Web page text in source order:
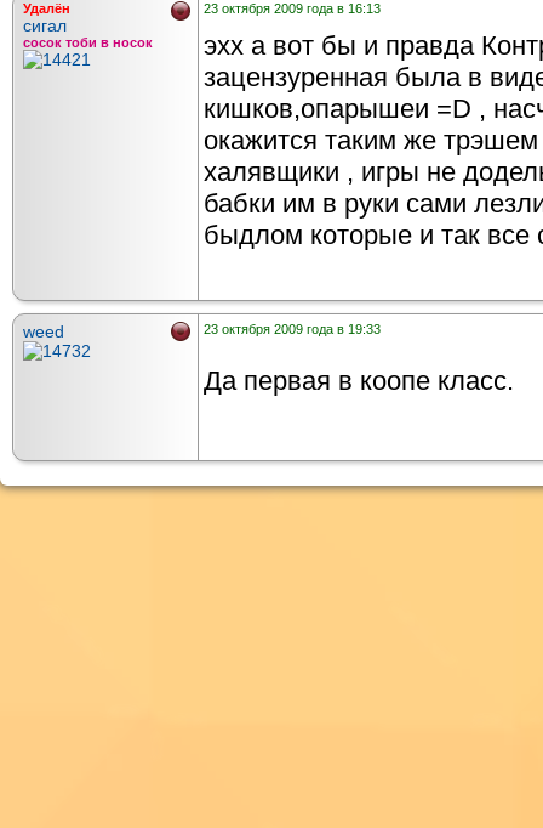
Удалён
сигал
сосок тоби в носок
23 октября 2009 года в 16:13
эхх а вот бы и правда
зацензуренная была в
кишков,опарышеи =D ,
окажится таким же
халявщики , игры не
бабки им в руки сами
быдлом которые и так все
weed 23 октября 2009 года в 19:33
Да первая в коопе класс.